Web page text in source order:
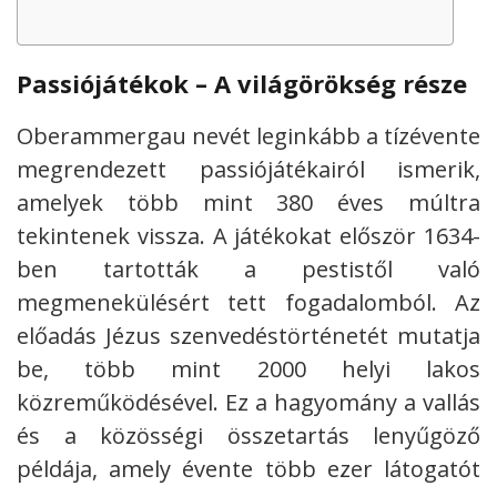
Passiójátékok – A világörökség része
Oberammergau nevét leginkább a tízévente
megrendezett passiójátékairól ismerik,
amelyek több mint 380 éves múltra
tekintenek vissza. A játékokat először 1634-
ben tartották a pestistől való
megmenekülésért tett fogadalomból. Az
előadás Jézus szenvedéstörténetét mutatja
be, több mint 2000 helyi lakos
közreműködésével. Ez a hagyomány a vallás
és a közösségi összetartás lenyűgöző
példája, amely évente több ezer látogatót